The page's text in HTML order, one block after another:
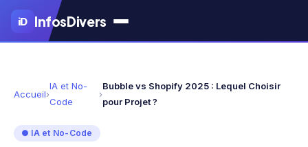
Aller
contenu
iD InfosDivers
Accueil›
IA et No-
Code
›
Bubble vs Shopify 2025 : Lequel Choisir
pour Projet ?
● IA et No-Code